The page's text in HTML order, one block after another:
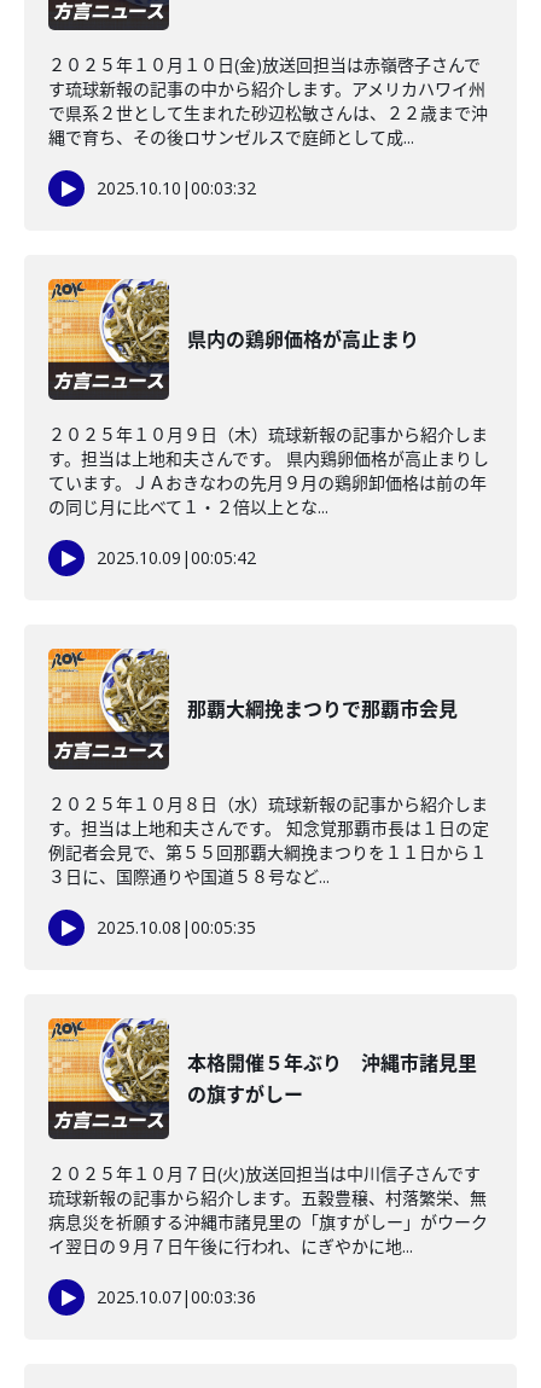
２０２５年１０月１０日(金)放送回担当は赤嶺啓子さんで
す琉球新報の記事の中から紹介します。アメリカハワイ州
で県系２世として生まれた砂辺松敏さんは、２２歳まで沖
縄で育ち、その後ロサンゼルスで庭師として成...
2025.10.10 |00:03:32
県内の鶏卵価格が高止まり
２０２５年１０月９日（木）琉球新報の記事から紹介しま
す。担当は上地和夫さんです。 県内鶏卵価格が高止まりし
ています。ＪＡおきなわの先月９月の鶏卵卸価格は前の年
の同じ月に比べて１・２倍以上とな...
2025.10.09 |00:05:42
那覇大綱挽まつりで那覇市会見
２０２５年１０月８日（水）琉球新報の記事から紹介しま
す。担当は上地和夫さんです。 知念覚那覇市長は１日の定
例記者会見で、第５５回那覇大綱挽まつりを１１日から１
３日に、国際通りや国道５８号など...
2025.10.08 |00:05:35
本格開催５年ぶり 沖縄市諸見里
の旗すがしー
２０２５年１０月７日(火)放送回担当は中川信子さんです
琉球新報の記事から紹介します。五穀豊穣、村落繁栄、無
病息災を祈願する沖縄市諸見里の「旗すがしー」がウーク
イ翌日の９月７日午後に行われ、にぎやかに地...
2025.10.07|00:03:36